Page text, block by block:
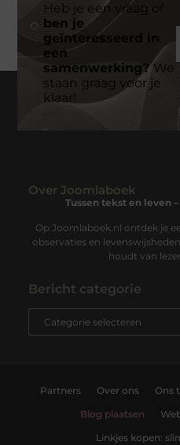
Heb je een vraag of
ben je
geïnteresseerd in
een
samenwerking?We
staan graag voor je
klaar!
Over Joomlaboek
Tussen tekst en leven
Op Joomlaboek.nl ontdek je
observaties en
houdt van
Bericht categorie
Partners Over ons Ons
Blog plaatsen
Linkjes kopen: